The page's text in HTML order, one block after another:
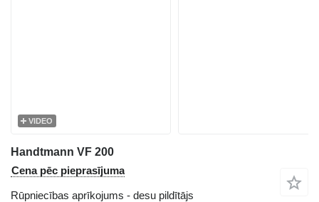
VIDEO
Handtmann VF 200
Cena pēc pieprasījuma
Rūpniecības aprīkojums - desu pildītājs